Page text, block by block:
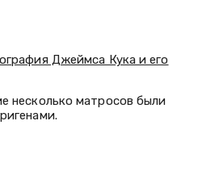
Джеймса Кука и его
несколько матросов были